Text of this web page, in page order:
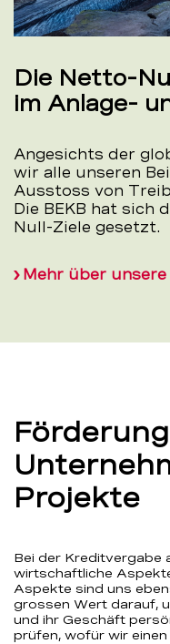
Die Netto-
im Anlage-
Angesichts der
wir alle unseren
Ausstoss von
Die BEKB hat sich
Null-Ziele gesetzt.
Mehr über unsere
Projekte
Bei der Kreditvergabe
wirtschaftliche
Aspekte sind uns
grossen Wert darauf,
und ihr Geschäft
prüfen, wofür wir